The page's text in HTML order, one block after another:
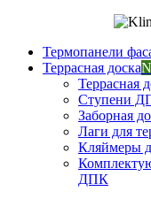
Термопанели
Террасная доска
Террасная
Ступени
Заборная
Лаги для
Кляймеры
ДПК